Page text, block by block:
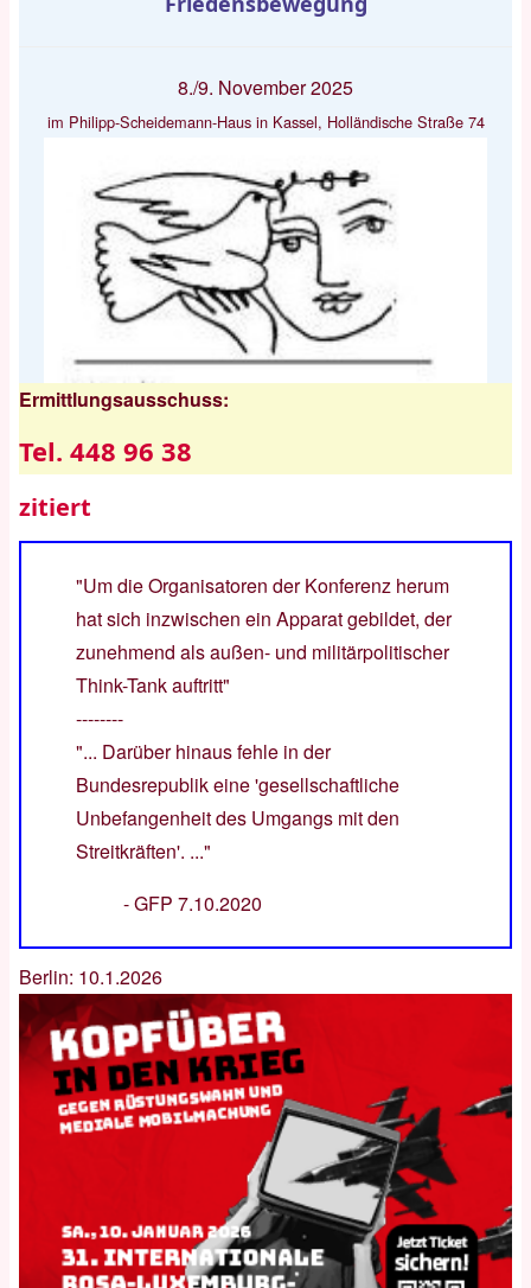
8./9. November 2025
im Philipp-Scheidemann-Haus in Kassel, Holländische Straße 74
Ermittlungsausschuss:
Tel. 448 96 38
zitiert
"Um die Organisatoren der Konferenz herum
hat sich inzwischen ein Apparat gebildet, der
zunehmend als außen- und militärpolitischer
Think-Tank auftritt"
--------
"... Darüber hinaus fehle in der
Bundesrepublik eine 'gesellschaftliche
Unbefangenheit des Umgangs mit den
Streitkräften'. ..."
-GFP 7.10.2020
Berlin: 10.1.2026